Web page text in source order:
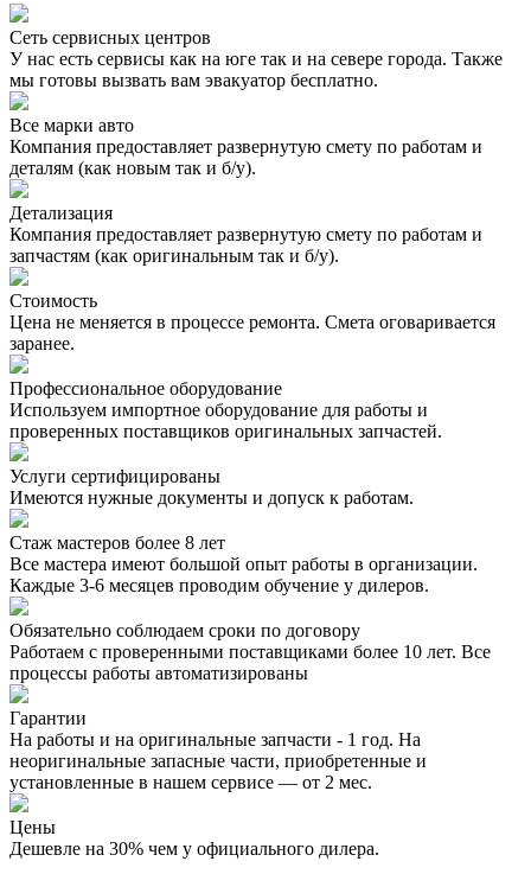
Сеть сервисных центров
У нас есть сервисы как на юге так и на севере города. Также
мы готовы вызвать вам эвакуатор бесплатно.
Все марки авто
Компания предоставляет развернутую смету по работам и
деталям (как новым так и б/у).
Детализация
Компания предоставляет развернутую смету по работам и
запчастям (как оригинальным так и б/у).
Стоимость
Цена не меняется в процессе ремонта. Смета оговаривается
заранее.
Профессиональное оборудование
Используем импортное оборудование для работы и
проверенных поставщиков оригинальных запчастей.
Услуги сертифицированы
Имеются нужные документы и допуск к работам.
Стаж мастеров более 8 лет
Все мастера имеют большой опыт работы в организации.
Каждые 3-6 месяцев проводим обучение у дилеров.
Обязательно соблюдаем сроки по договору
Работаем с проверенными поставщиками более 10 лет. Все
процессы работы автоматизированы
Гарантии
На работы и на оригинальные запчасти - 1 год. На
неоригинальные запасные части, приобретенные и
установленные в нашем сервисе — от 2 мес.
Цены
Дешевле на 30% чем у официального дилера.